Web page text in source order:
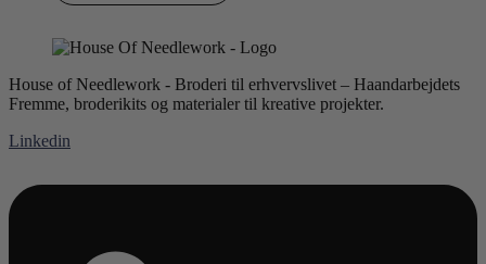
House of Needlework - Broderi til erhvervslivet – Haandarbejdets
Fremme, broderikits og materialer til kreative projekter.
Linkedin